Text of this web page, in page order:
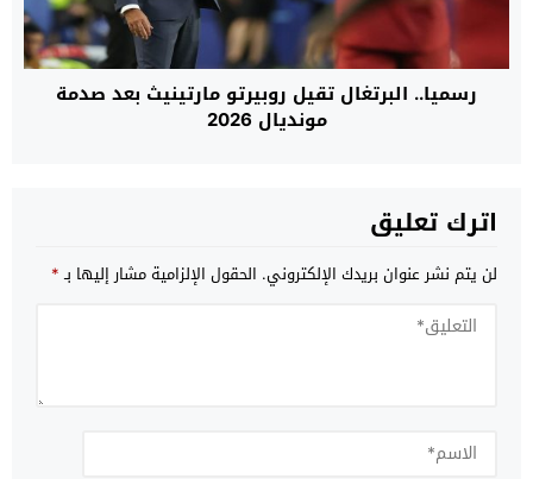
رسميا.. البرتغال تقيل روبيرتو مارتينيث بعد صدمة
مونديال 2026
اترك تعليق
لن يتم نشر عنوان بريدك الإلكتروني. الحقول الإلزامية مشار إليها بـ*